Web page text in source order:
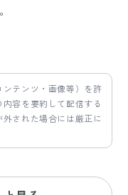
テンツ・画像等）を許
容を要約して配信する
された場合には厳正に